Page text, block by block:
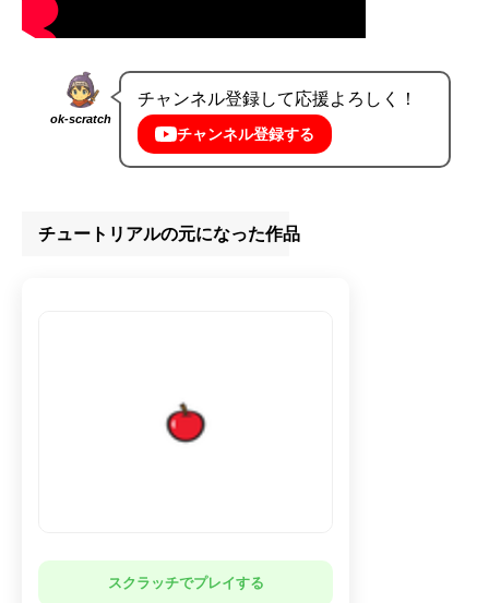
ok-scratch
チャンネル登録して応援よろしく！
チャンネル登録する
チュートリアルの元になった作品
スクラッチでプレイする